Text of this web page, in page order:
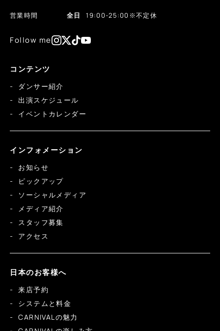
営業時間 全日 19:00-25:00 ※不定休
Follow me
コンテンツ
ダンサー紹介
出演スケジュール
イベントカレンダー
インフォメーション
お知らせ
ピックアップ
ソーシャルメディア
メディア紹介
スタッフ募集
アクセス
日本のお客様へ
来店予約
システムと料金
CARNIVALの魅力